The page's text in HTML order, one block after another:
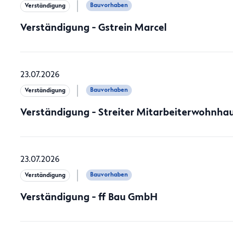
Verständigung Bauvorhaben
Verständigung - Gstrein Marcel
23.07.2026
Verständigung Bauvorhaben
Verständigung - Streiter
23.07.2026
Verständigung Bauvorhaben
Verständigung - ff Bau GmbH